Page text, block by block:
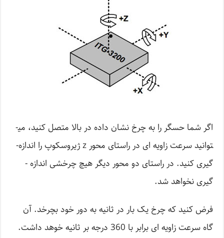
اگر شما حسگر را به چرخ نشان داده در بالا متصل کنید، می­
توانید سرعت زاو­یه ­ای در راستای محور z ژیروسکوپ را اندازه­
گیری کنید. در راستای دو محور دیگر هیچ چرخشی اندازه ­
گیری نخواهد شد.
فرض کنید که چرخ یک بار در ثانیه به دور خود بچرخد. آن
گاه سرعت زاویه ­ای برابر با 360 درجه بر ثانیه خوهد داشت.